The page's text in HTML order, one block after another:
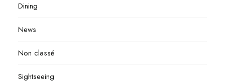
Dining
News
Non classé
Sightseeing